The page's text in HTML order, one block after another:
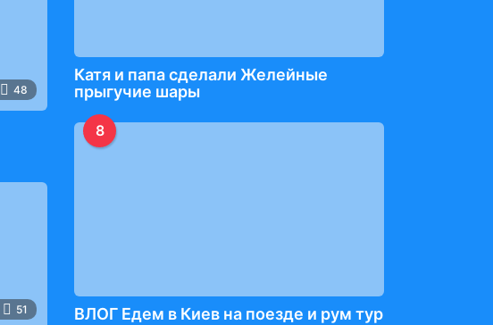
48
51
Катя и папа сделали Желейные
прыгучие шары
8
ВЛОГ Едем в Киев на поезде и рум тур